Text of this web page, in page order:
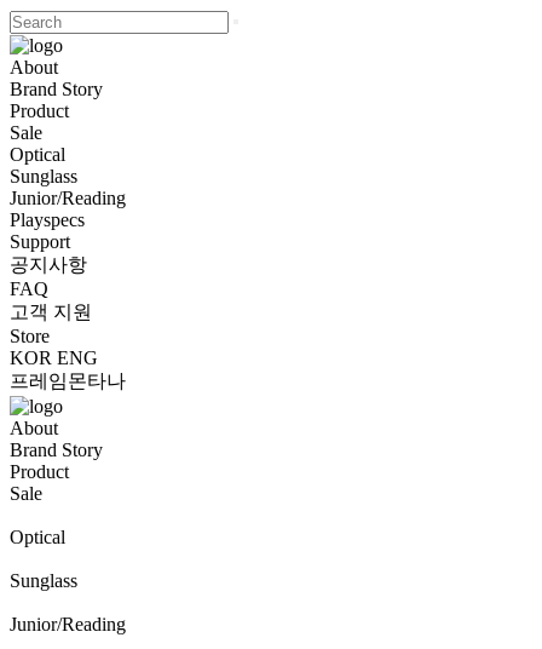
About
Brand Story
Product
Sale
Optical
Sunglass
Junior/Reading
Playspecs
Support
공지사항
FAQ
고객 지원
Store
KOR ENG
프레임몬타나
About
Brand Story
Product
Sale
Optical
Sunglass
Junior/Reading